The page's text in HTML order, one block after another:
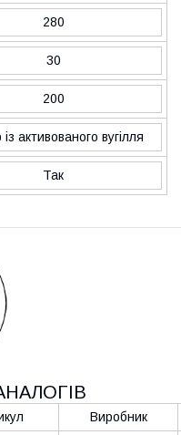
280
30
200
із активованого вугілля
Так
Виробник